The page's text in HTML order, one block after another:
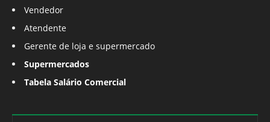
Vendedor
Atendente
Gerente de loja e supermercado
Supermercados
Tabela Salário Comercial